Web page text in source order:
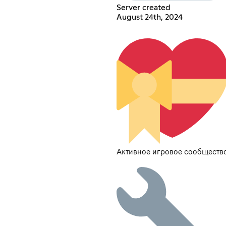
Server created
August 24th, 2024
Активное игровое